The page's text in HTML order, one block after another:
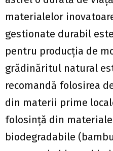
materialelor
gestionate durabil
pentru producția de
grădinăritul natural
recomandă folosirea
din materii prime
folosinţă din
biodegradabile